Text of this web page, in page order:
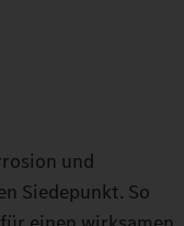
und
Siedepunkt. So